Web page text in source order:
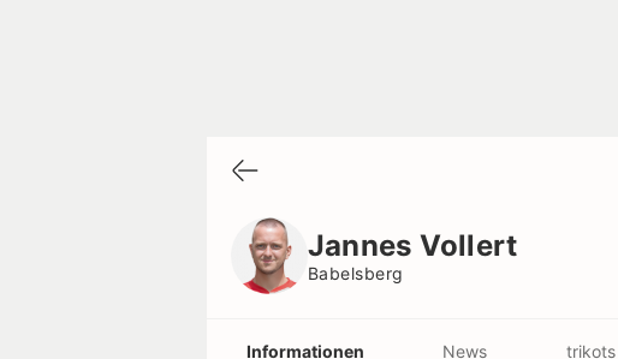
Jannes Vollert
Babelsberg
Informationen News trikots